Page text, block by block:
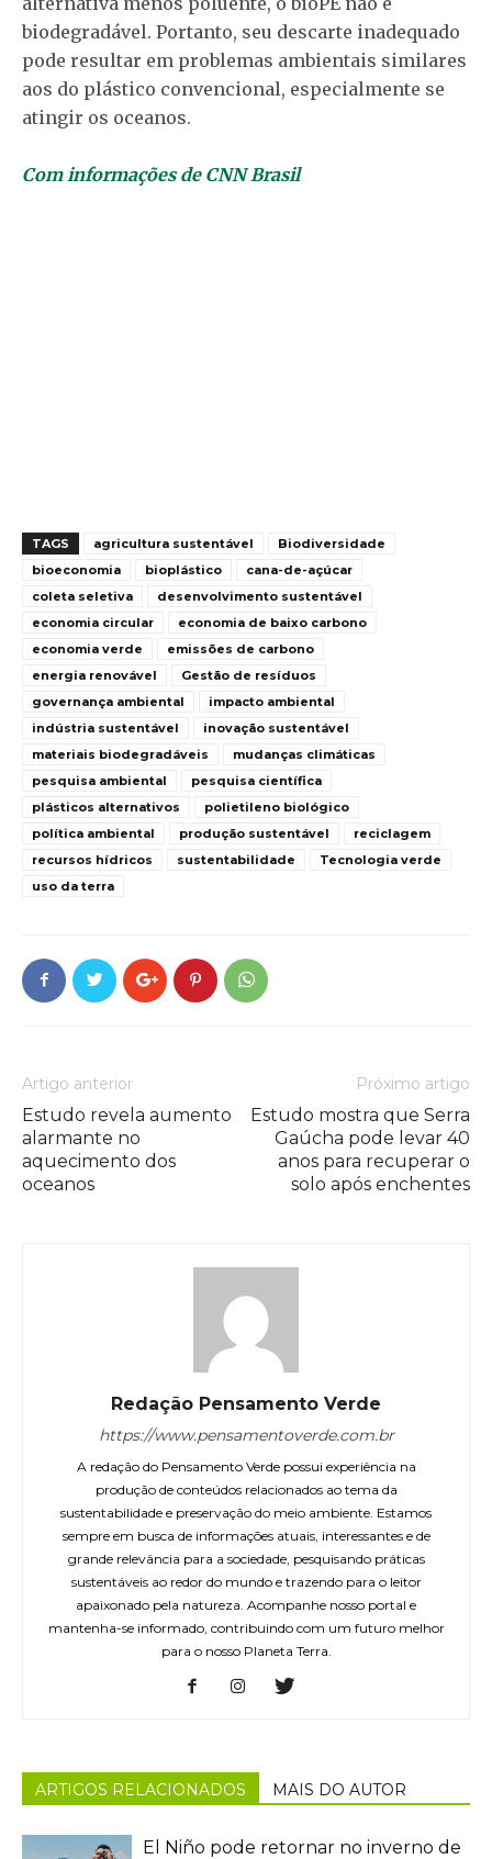
biodegradável. Portanto, seu descarte inadequado
pode resultar em problemas ambientais similares
aos do plástico convencional, especialmente se
atingir os oceanos.
Com informações de CNN Brasil
TAGS agricultura sustentável
Biodiversidade
bioeconomia
bioplástico
cana-de-açúcar
coleta seletiva
desenvolvimento sustentável
economia circular
economia de baixo carbono
economia verde
emissões de carbono
energia renovável
Gestão de resíduos
governança ambiental
impacto ambiental
indústria sustentável
inovação sustentável
materiais biodegradáveis
mudanças climáticas
pesquisa ambiental
pesquisa científica
plásticos alternativos
polietileno biológico
política ambiental
produção sustentável
reciclagem
recursos hídricos
sustentabilidade
Tecnologia verde
uso da terra
Artigo anterior
Estudo revela aumento
alarmante no
aquecimento dos
oceanos
Próximo artigo
Estudo mostra que Serra
Gaúcha pode levar 40
anos para recuperar o
solo após enchentes
Redação Pensamento Verde
https://www.pensamentoverde.com.br
A redação do Pensamento Verde possui experiência na
produção de conteúdos relacionados ao tema da
sustentabilidade e preservação do meio ambiente. Estamos
sempre em busca de informações atuais, interessantes e de
grande relevância para a sociedade, pesquisando práticas
sustentáveis ao redor do mundo e trazendo para o leitor
apaixonado pela natureza. Acompanhe nosso portal e
mantenha-se informado, contribuindo com um futuro melhor
para o nosso Planeta Terra.
ARTIGOS RELACIONADOS MAIS DO AUTOR
El Niño pode retornar no inverno de